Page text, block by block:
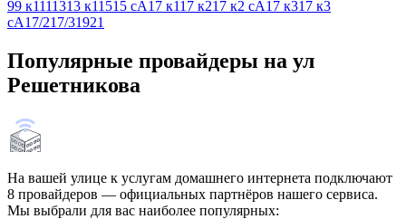
99 к1111313 к11515 сА17 к117 к217 к2 сА17 к317 к3
сА17/217/31921
Популярные провайдеры на ул
Решетникова
На вашей улице к услугам домашнего интернета подключают
8 провайдеров — официальных партнёров нашего сервиса.
Мы выбрали для вас наиболее популярных: